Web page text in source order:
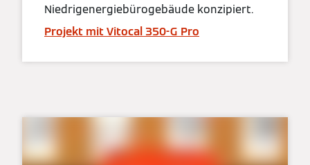
Niedrigenergiebürogebäude konzipiert.
Projekt mit Vitocal 350-G Pro